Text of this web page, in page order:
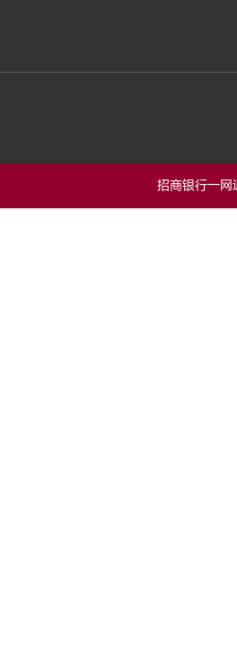
招商银行一